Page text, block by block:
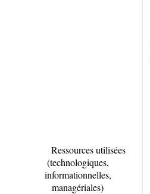
Ressources utilisées
(technologiques,
informationnelles,
managériales)